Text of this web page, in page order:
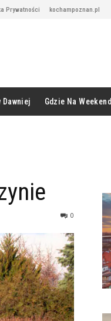
Prywatności kochampoznan.pl
Dawniej Gdzie Na Weekend
0